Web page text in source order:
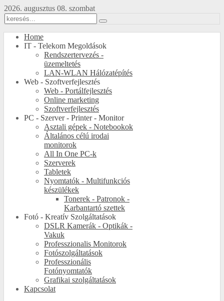
2026. augusztus 08. szombat
Home
IT - Telekom Megoldások
Rendszertervezés -
üzemeltetés
LAN-WLAN Hálózatépítés
Web - Szoftverfejlesztés
Web - Portálfejlesztés
Online marketing
Szoftverfejlesztés
PC - Szerver - Printer - Monitor
Asztali gépek - Notebookok
Általános célú irodai
monitorok
All In One PC-k
Szerverek
Tabletek
Nyomtatók - Multifunkciós
készülékek
Tonerek - Patronok -
Karbantartó szettek
Fotó - Kreatív Szolgáltatások
DSLR Kamerák - Optikák -
Vakuk
Professzionalis Monitorok
Fotószolgáltatások
Professzionális
Fotónyomtatók
Grafikai szolgáltatások
Kapcsolat